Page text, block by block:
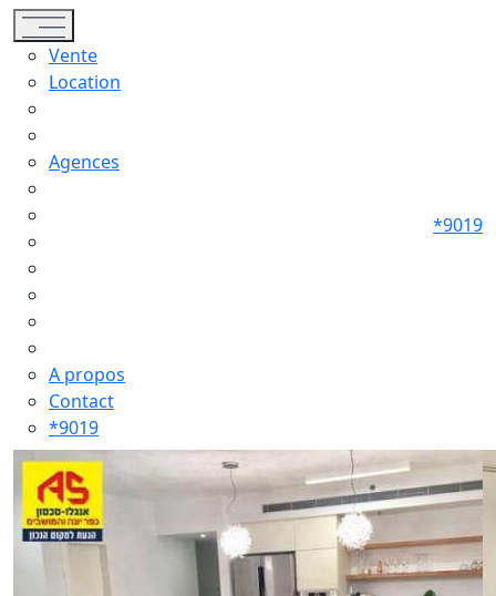
Toggle navigation
Vente
Location
Agences
A propos
Contact
*9019
*9019